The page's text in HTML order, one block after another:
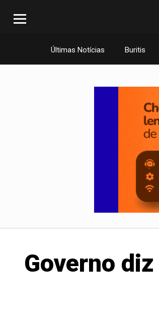
Últimas Notícias Buritis
Governo